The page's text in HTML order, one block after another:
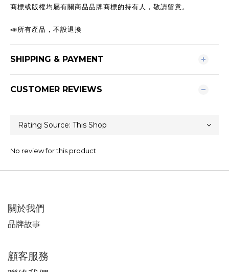
商標或版權均屬有關商品品牌商標的持有人，敬請留意。
📣所有產品，不設退換
SHIPPING & PAYMENT
CUSTOMER REVIEWS
No review for this product
關於我們
品牌故事
顧客服務